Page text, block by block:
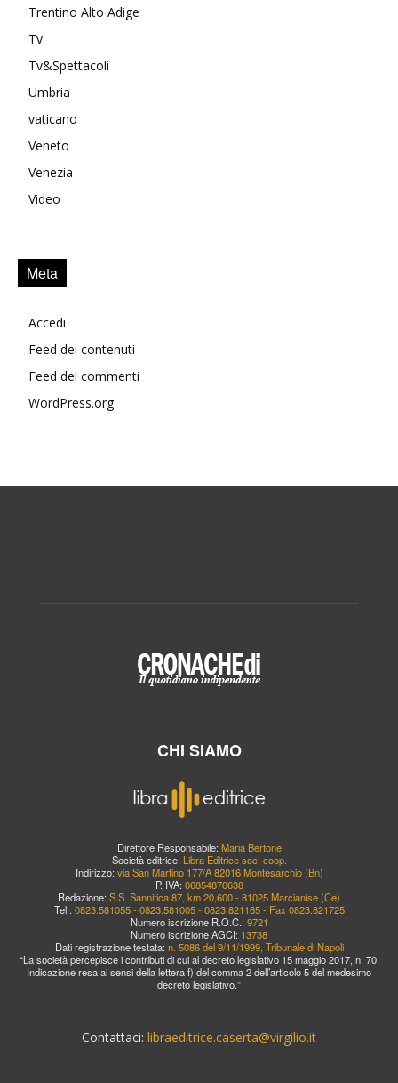
Trentino Alto Adige
Tv
Tv&Spettacoli
Umbria
vaticano
Veneto
Venezia
Video
Meta
Accedi
Feed dei contenuti
Feed dei commenti
WordPress.org
CHI SIAMO
Direttore Responsabile: Maria Bertone
Società editrice: Libra Editrice soc. coop.
Indirizzo: via San Martino 177/A 82016 Montesarchio (Bn)
P. IVA: 06854870638
Redazione: S.S. Sannitica 87, km 20,600 - 81025 Marcianise (Ce)
Tel.: 0823.581055 - 0823.581005 - 0823.821165 - Fax 0823.821725
Numero iscrizione R.O.C.: 9721
Numero iscrizione AGCI: 13738
Dati registrazione testata: n. 5086 del 9/11/1999, Tribunale di Napoli
“La società percepisce i contributi di cui al decreto legislativo 15 maggio 2017, n. 70.
Indicazione resa ai sensi della lettera f) del comma 2 dell’articolo 5 del medesimo
decreto legislativo.”
Contattaci: libraeditrice.caserta@virgilio.it